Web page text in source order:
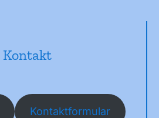
Kontakt
Kontaktformular